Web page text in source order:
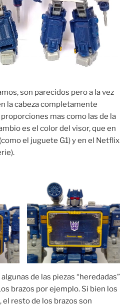
son parecidos pero a la vez
la cabeza completamente
mas como las de la
es el color del visor, que en
el juguete G1) y en el Netflix
de las piezas “heredadas”
brazos por ejemplo. Si bien los
resto de los brazos son